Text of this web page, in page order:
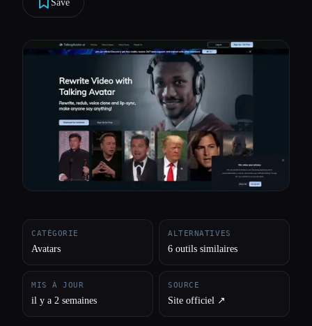
Blog
Comparer les outils
À propos
Save
CATÉGORIE
Avatars
ALTERNATIVES
6 outils similaires
MIS À JOUR
il y a 2 semaines
SOURCE
Site officiel ↗︎